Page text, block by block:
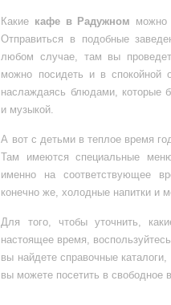
Какие кафе в Радужном можно
Отправиться в подобные
любом случае, там вы
можно посидеть и в спокойной
наслаждаясь блюдами, которые
и музыкой.
А вот с детьми в теплое время
Там имеются специальные
именно на соответствующее
конечно же, холодные напитки и
Для того, чтобы уточнить,
настоящее время,
вы найдете справочные
вы можете посетить в свободное